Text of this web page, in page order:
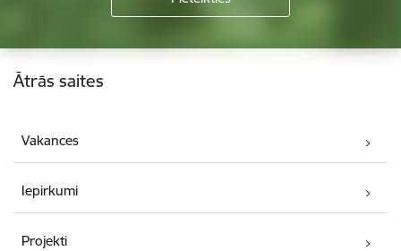
Kājene
Ātrās saites
Vakances
Iepirkumi
Projekti